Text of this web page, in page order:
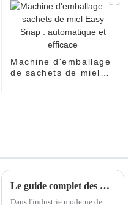
Machine d'emballage
de sachets de miel
Le guide complet des machines d'emballage en sachets
Dans l'industrie moderne de